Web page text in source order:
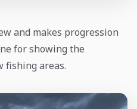
and makes progression
for showing the
fishing areas.